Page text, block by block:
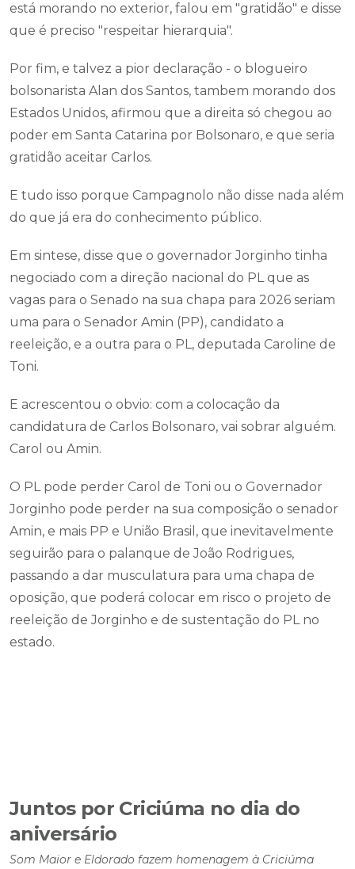
está morando no exterior, falou em "gratidão" e disse
que é preciso "respeitar hierarquia".
Por fim, e talvez a pior declaração - o blogueiro
bolsonarista Alan dos Santos, tambem morando dos
Estados Unidos, afirmou que a direita só chegou ao
poder em Santa Catarina por Bolsonaro, e que seria
gratidão aceitar Carlos.
E tudo isso porque Campagnolo não disse nada além
do que já era do conhecimento público.
Em sintese, disse que o governador Jorginho tinha
negociado com a direção nacional do PL que as
vagas para o Senado na sua chapa para 2026 seriam
uma para o Senador Amin (PP), candidato a
reeleição, e a outra para o PL, deputada Caroline de
Toni.
E acrescentou o obvio: com a colocação da
candidatura de Carlos Bolsonaro, vai sobrar alguém.
Carol ou Amin.
O PL pode perder Carol de Toni ou o Governador
Jorginho pode perder na sua composição o senador
Amin, e mais PP e União Brasil, que inevitavelmente
seguirão para o palanque de João Rodrigues,
passando a dar musculatura para uma chapa de
oposição, que poderá colocar em risco o projeto de
reeleição de Jorginho e de sustentação do PL no
estado.
Juntos por Criciúma no dia do
aniversário
Som Maior e Eldorado fazem homenagem à Criciúma